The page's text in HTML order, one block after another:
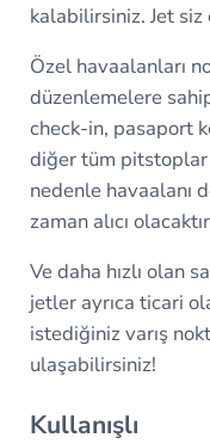
kalabilirsiniz. Jet
Özel havaalanları
düzenlemelere
check-in, pasaport
diğer tüm pitstoplar
nedenle havaalanı
zaman alıcı
Ve daha hızlı olan
jetler ayrıca ticari
istediğiniz varış
ulaşabilirsiniz!
Kullanışlı